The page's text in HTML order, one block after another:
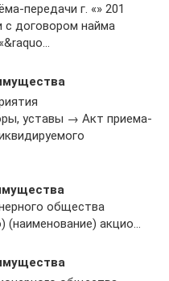
передачи г. «» 201
с договором найма
уставы → Акт приема-
общества
(наименование) акцио…